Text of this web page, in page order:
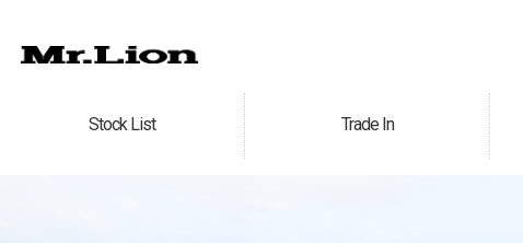
Stock List
在庫車情報 Trade In
買取無料査定